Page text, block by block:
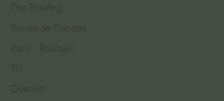
The Briefing
Ronde de Flandes
París - Roubaix
Tri
Duatlón